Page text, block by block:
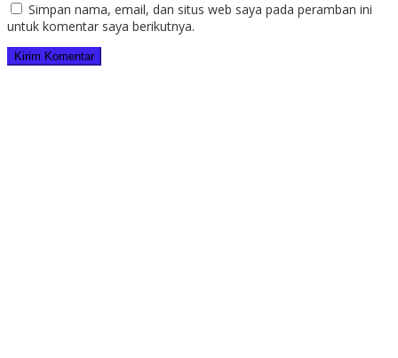
Simpan nama, email, dan situs web saya pada peramban ini
untuk komentar saya berikutnya.